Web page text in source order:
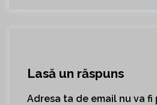
Lasă un răspuns
Adresa ta de email nu va fi